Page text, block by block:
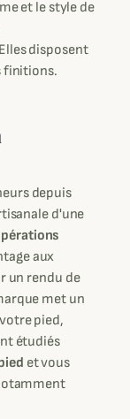
et le style de
disposent
finitions.
depuis
d'une
aux
un rendu de
met un
pied,
étudiés
et vous